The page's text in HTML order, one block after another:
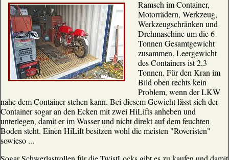
Ramsch im Container,
Motorrädern, Werkzeug,
Werkzeugschränken und
Drehmaschine um die 6
Tonnen Gesamtgewicht
zusammen. Leergewicht
des Containers ist 2,3
Tonnen. Für den Kran im
Bild oben rechts kein
Problem, wenn der LKW
nahe dem Container stehen kann. Bei diesem Gewicht lässt sich der
Container sogar an den Ecken mit zwei HiLifts anheben und
unterlegen, damit er im Wasser und nicht direkt auf dem feuchten
Boden steht. Einen HiLift besitzen wohl die meisten "Roveristen"
sowieso ...